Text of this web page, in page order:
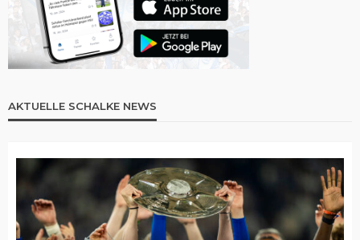
AKTUELLE SCHALKE NEWS